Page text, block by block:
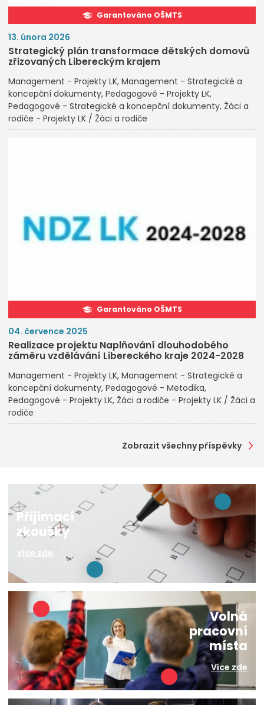
Garantováno OŠMTS
13. února 2026
Strategický plán transformace dětských domovů
zřizovaných Libereckým krajem
Management - Projekty LK Management - Strategické a
koncepční dokumenty Pedagogové - Projekty LK
Pedagogové - Strategické a koncepční dokumenty Žáci a
rodiče - Projekty LK / Žáci a rodiče
Garantováno OŠMTS
04. července 2025
Realizace projektu Naplňování dlouhodobého
záměru vzdělávání Libereckého kraje 2024-2028
Management - Projekty LK Management - Strategické a
koncepční dokumenty Pedagogové - Metodika
Pedagogové - Projekty LK Žáci a rodiče - Projekty LK / Žáci a
rodiče
Zobrazit všechny příspěvky
Přijímací
zkoušky
Více zde
Volná
pracovní
místa
Více zde